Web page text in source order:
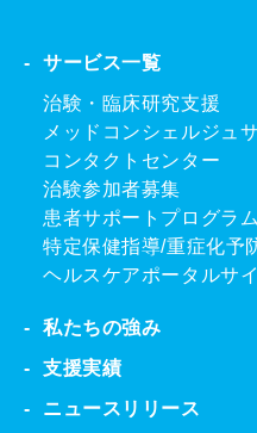
サービス一覧
治験・臨床研究支援
メッドコンシェルジュ
コンタクトセンター
治験参加者募集
患者サポートプログラ
特定保健指導/重症化予
ヘルスケアポータルサ
私たちの強み
支援実績
ニュースリリース